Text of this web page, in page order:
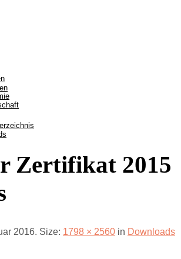
Zertifikat 2015
2016. Size: 1798 × 2560 in Downloads